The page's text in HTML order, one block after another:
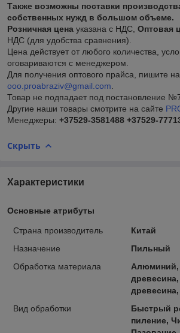
Также возможны поставки
собственных нужд в большом объеме.
Розничная цена указана с НДС, Оптовая
НДС (для удобства сравнения).
Цена действует от любого количества,
оговариваются с менеджером.
Для получения оптового прайса, пишите на
ooo.proabraziv@gmail.com
Товар не подпадает под постановление
Другие наши товары смотрите на сайте
Менеджеры: +37529-3581488 +37529-
Скрыть
Характеристики
Основные атрибуты
Страна производитель
Китай
Назначение
Пильный
Обработка материала
Вид обработки
Быстрый
пиление,